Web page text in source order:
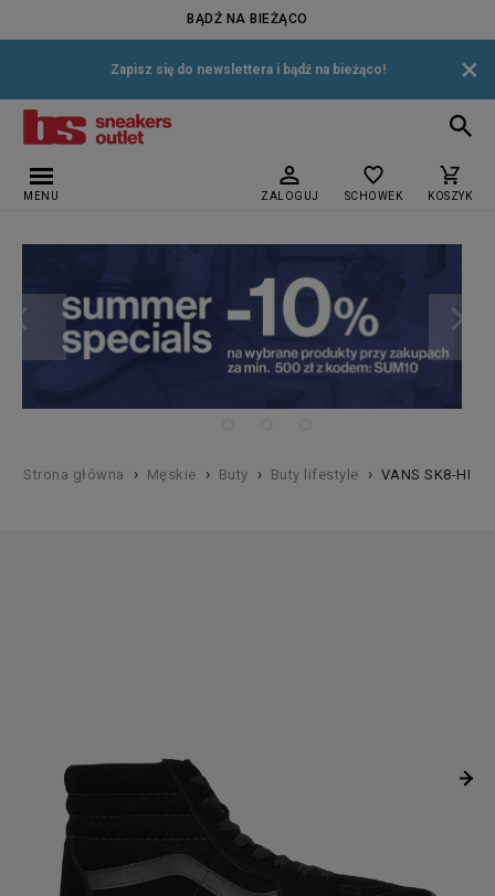
BĄDŹ NA BIEŻĄCO
Zapisz się do newslettera i bądź na bieżąco! ×
MENU ZALOGUJ SCHOWEK KOSZYK
Strona główna › Męskie › Buty › Buty lifestyle › VANS SK8-HI